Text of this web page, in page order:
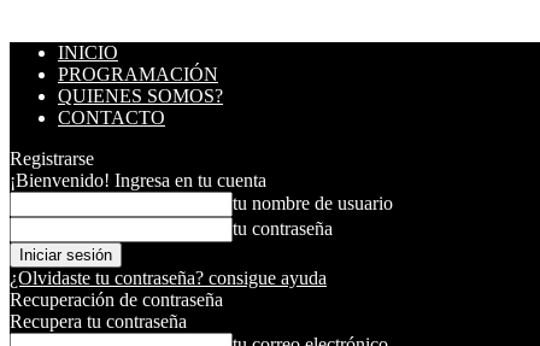
INICIO
PROGRAMACIÓN
QUIENES SOMOS?
CONTACTO
Registrarse
¡Bienvenido! Ingresa en tu cuenta
tu nombre de usuario
tu contraseña
¿Olvidaste tu contraseña? consigue ayuda
Recuperación de contraseña
Recupera tu contraseña